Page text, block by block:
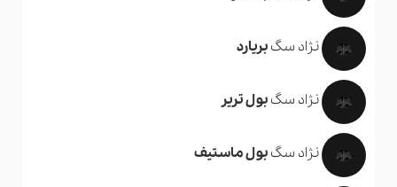
نژاد سگبریارد
نژاد سگبول تریر
نژاد سگبول ماستیف